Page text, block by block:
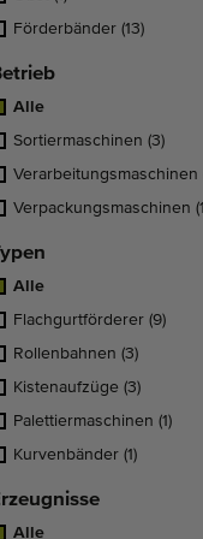
Förderbänder (13)
Alle
Sortiermaschinen (3)
Verarbeitungsmaschinen
Verpackungsmaschinen
Alle
Flachgurtförderer (9)
Rollenbahnen (3)
Kistenaufzüge (3)
Palettiermaschinen (1)
Kurvenbänder (1)
Alle